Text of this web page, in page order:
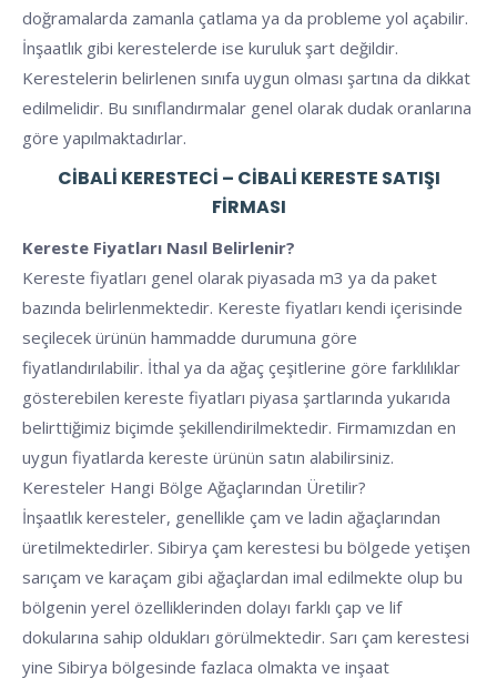
doğramalarda zamanla çatlama ya da probleme yol açabilir.
İnşaatlık gibi kerestelerde ise kuruluk şart değildir.
Kerestelerin belirlenen sınıfa uygun olması şartına da dikkat
edilmelidir. Bu sınıflandırmalar genel olarak dudak oranlarına
göre yapılmaktadırlar.
CIBALI KERESTECI – CIBALI KERESTE SATIŞI
FIRMASI
Kereste Fiyatları Nasıl Belirlenir?
Kereste fiyatları genel olarak piyasada m3 ya da paket
bazında belirlenmektedir. Kereste fiyatları kendi içerisinde
seçilecek ürünün hammadde durumuna göre
fiyatlandırılabilir. İthal ya da ağaç çeşitlerine göre farklılıklar
gösterebilen kereste fiyatları piyasa şartlarında yukarıda
belirttiğimiz biçimde şekillendirilmektedir. Firmamızdan en
uygun fiyatlarda kereste ürünün satın alabilirsiniz.
Keresteler Hangi Bölge Ağaçlarından Üretilir?
İnşaatlık keresteler, genellikle çam ve ladin ağaçlarından
üretilmektedirler. Sibirya çam kerestesi bu bölgede yetişen
sarıçam ve karaçam gibi ağaçlardan imal edilmekte olup bu
bölgenin yerel özelliklerinden dolayı farklı çap ve lif
dokularına sahip oldukları görülmektedir. Sarı çam kerestesi
yine Sibirya bölgesinde fazlaca olmakta ve inşaat